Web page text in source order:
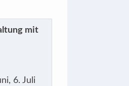
mit
6. Juli